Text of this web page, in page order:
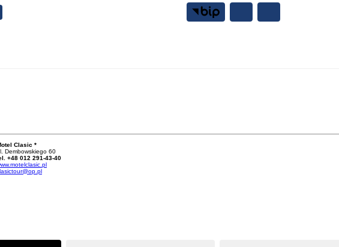
Clasic *
Dembowskiego 60
+48 012 291-43-40